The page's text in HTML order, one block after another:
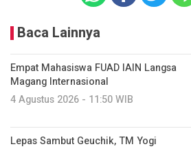
Baca Lainnya
Empat Mahasiswa FUAD IAIN Langsa
Magang Internasional
4 Agustus 2026 - 11:50 WIB
Lepas Sambut Geuchik, TM Yogi